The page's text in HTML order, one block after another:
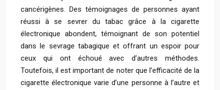
cancérigènes. Des témoignages de personnes ayant
réussi à se sevrer du tabac grâce à la cigarette
électronique abondent, témoignant de son potentiel
dans le sevrage tabagique et offrant un espoir pour
ceux qui ont échoué avec d’autres méthodes.
Toutefois, il est important de noter que l’efficacité de la
cigarette électronique varie d’une personne à l’autre et